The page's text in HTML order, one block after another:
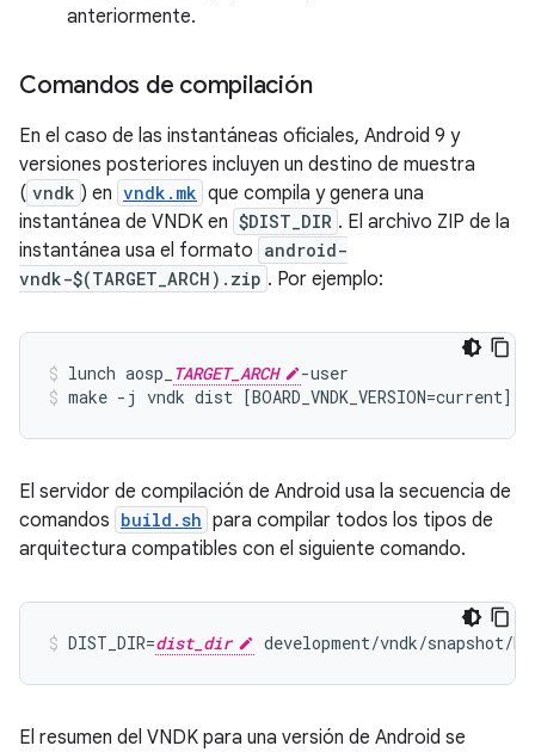
anteriormente.
Comandos de compilación
En el caso de las instantáneas oficiales, Android 9 y
versiones posteriores incluyen un destino de muestra
( vndk ) en vndk.mk que compila y genera una
instantánea de VNDK en $DIST_DIR . El archivo ZIP de la
instantánea usa el formato android-
vndk-$(TARGET_ARCH).zip . Por ejemplo:
lunch aosp_ TARGET_ARCH
-user
make -j vndk dist [BOARD_VNDK_VERSION=current]
El servidor de compilación de Android usa la secuencia de
comandos build.sh para compilar todos los tipos de
arquitectura compatibles con el siguiente comando.
DIST_DIR=dist_dir
El resumen del VNDK para una versión de Android se